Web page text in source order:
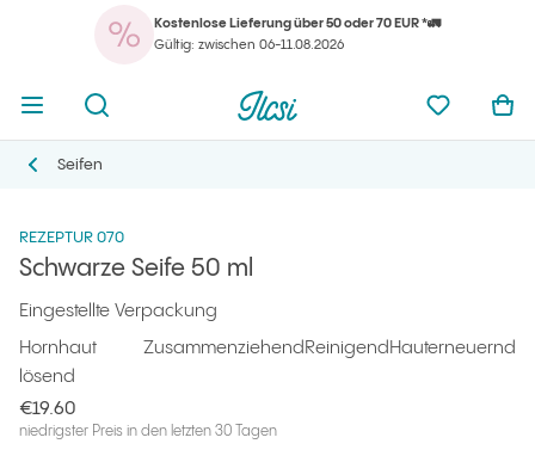
Kostenlose Lieferung über 50 oder 70 EUR *🚛
Gültig: zwischen 06-11.08.2026
Ilcsi Startseite
Menü öffnenSuchmaschine öffnen
Ilcsi Startseite
Menü öffnenSuchmaschine öffnen meine
Ihr
Produkte
Gesichtsreiniger
Seifen
Schwarze Seife 50 ml
REZEPTUR 070
Schwarze Seife 50 ml
Eingestellte Verpackung
Hornhaut
lösend
Zusammenziehend Reinigend Hauterneuernd
€19.60
niedrigster Preis in den letzten 30 Tagen